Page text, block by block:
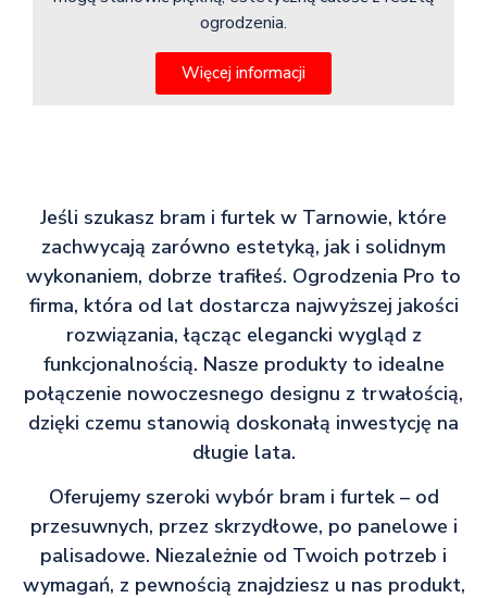
ogrodzenia.
Więcej informacji
Jeśli szukasz bram i furtek w Tarnowie, które
zachwycają zarówno estetyką, jak i solidnym
wykonaniem, dobrze trafiłeś. Ogrodzenia Pro to
firma, która od lat dostarcza najwyższej jakości
rozwiązania, łącząc elegancki wygląd z
funkcjonalnością. Nasze produkty to idealne
połączenie nowoczesnego designu z trwałością,
dzięki czemu stanowią doskonałą inwestycję na
długie lata.
Oferujemy szeroki wybór bram i furtek – od
przesuwnych, przez skrzydłowe, po panelowe i
palisadowe. Niezależnie od Twoich potrzeb i
wymagań, z pewnością znajdziesz u nas produkt,